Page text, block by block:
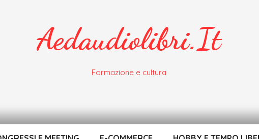
Aedaudiolibri.it
Formazione e cultura